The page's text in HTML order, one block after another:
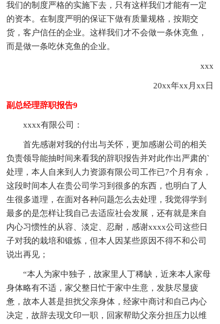
我们的制度严格的实施下去，只有这样我们才能有一定
的资本。在制度严明的保证下做有质量规格，按期交
货，客户信任的企业。这样我们才不会做一条休克鱼，
而是做一条吃休克鱼的企业。
xxx
20xx年xx月xx日
副总经理辞职报告9
xxxx有限公司：
首先感谢对我的付出与关怀，更加感谢公司的相关
负责领导能抽时间来看我的辞职报告并对此作出严肃的`
处理，本人自来到人力资源有限公司工作已7个月有余，
这段时间本人在贵公司学习到很多的东西，也明白了人
生很多道理，在面对各种问题怎么去处理，我觉得学到
最多的是怎样让我自己去适应社会发展，还有就是来自
内心习惯性的从容、淡定、忍耐，感谢xxxx公司这些日
子对我的栽培和锻炼，但本人因某些原因不得不和公司
说出再见；
“本人为家中独子，故家里人丁稀缺，近来本人家母
身体略有不适，家父整日忙于家中生意，发肤尽显疲
惫，故本人甚是担扰父亲身体，经家中商讨和自己内心
决定，故辞去现文印一职，回家帮助父亲分担压力以维